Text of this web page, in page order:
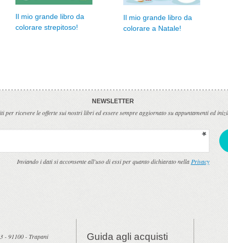
Il mio grande libro da
colorare strepitoso!
Il mio grande libro da
colorare a Natale!
NEWSLETTER
per ricevere le offerte sui nostri libri ed essere sempre aggiornato su appuntamenti ed
Inviando i dati si acconsente all'uso di essi per quanto dichiarato nella Privacy
-91100-Trapani
Guida agli acquisti